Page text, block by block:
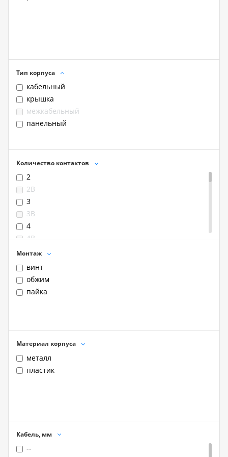
Тип корпуса
кабельный
крышка
межкабельный
панельный
Количество контактов
2
2B
3
3B
4
4B
5
6B
10
10B
11
15
16
Монтаж
винт
обжим
пайка
Материал корпуса
металл
пластик
Кабель, мм
--